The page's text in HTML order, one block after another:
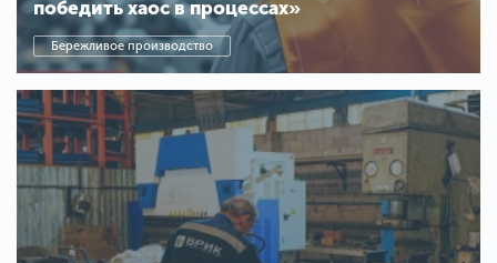
победить хаос в процессах»
Бережливое производство